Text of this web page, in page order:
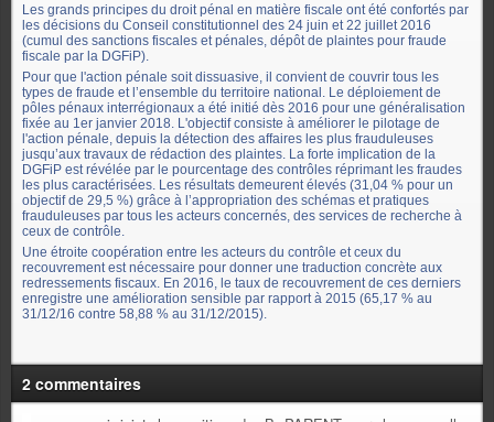
Les grands principes du droit pénal en matière fiscale ont été confortés par
les décisions du Conseil constitutionnel des 24 juin et 22 juillet 2016
(cumul des sanctions fiscales et pénales, dépôt de plaintes pour fraude
fiscale par la DGFiP).
Pour que l'action pénale soit dissuasive, il convient de couvrir tous les
types de fraude et l’ensemble du territoire national. Le déploiement de
pôles pénaux interrégionaux a été initié dès 2016 pour une généralisation
fixée au 1er janvier 2018. L'objectif consiste à améliorer le pilotage de
l'action pénale, depuis la détection des affaires les plus frauduleuses
jusqu’aux travaux de rédaction des plaintes. La forte implication de la
DGFiP est révélée par le pourcentage des contrôles réprimant les fraudes
les plus caractérisées. Les résultats demeurent élevés (31,04 % pour un
objectif de 29,5 %) grâce à l’appropriation des schémas et pratiques
frauduleuses par tous les acteurs concernés, des services de recherche à
ceux de contrôle.
Une étroite coopération entre les acteurs du contrôle et ceux du
recouvrement est nécessaire pour donner une traduction concrète aux
redressements fiscaux. En 2016, le taux de recouvrement de ces derniers
enregistre une amélioration sensible par rapport à 2015 (65,17 % au
31/12/16 contre 58,88 % au 31/12/2015).
2 commentaires